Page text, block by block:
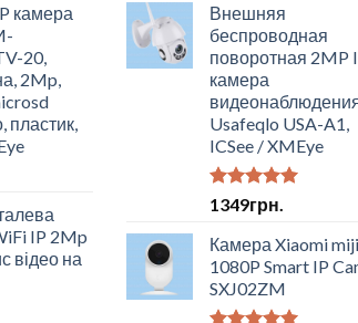
камера
20,
2Mp,
пластик,
IP 2Mp
відео на
Внешняя
беспроводная
поворотная 2MP
камера
Usafeqlo USA-A1,
ICSee / XMEye
Оцінено в
з 5
1349грн.
Камера Xiaomi
1080P Smart IP
SXJ02ZM